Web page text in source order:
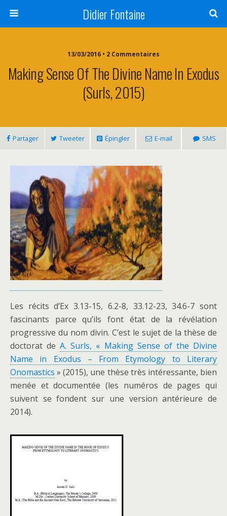
Didier Fontaine
13/03/2016 • 2 Commentaires
Making Sense Of The Divine Name In Exodus
(Surls, 2015)
Partager Tweeter Épingler E-mail SMS
Les récits d’Ex 3.13-15, 6.2-8, 33.12-23, 34.6-7 sont
fascinants parce qu’ils font état de la révélation
progressive du nom divin. C’est le sujet de la thèse de
doctorat deA. Surls, « Making Sense of the Divine
Name in Exodus – From Etymology to Literary
Onomastics » (2015), une thèse très intéressante, bien
menée et documentée (les numéros de pages qui
suivent se fondent sur une version antérieure de
2014).